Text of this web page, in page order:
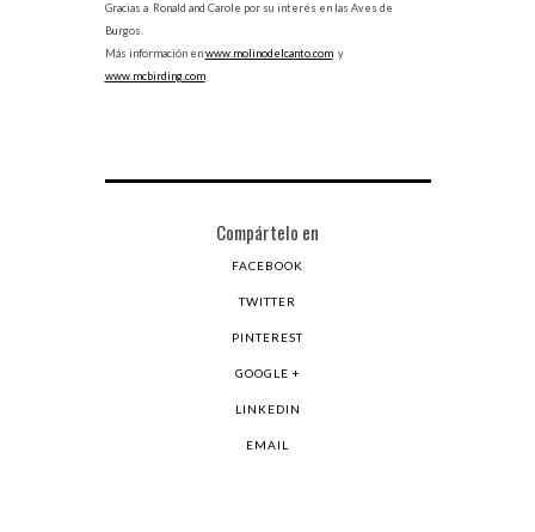
Gracias a Ronald and Carole por su interés en las Aves de
Burgos.
Más información enwww.molinodelcanto.comy
www.mcbirding.com
Compártelo en
FACEBOOK
TWITTER
PINTEREST
GOOGLE +
LINKEDIN
EMAIL